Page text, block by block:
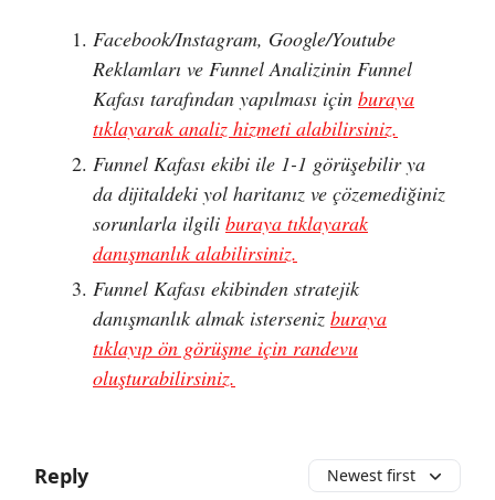
Facebook/Instagram, Google/Youtube
Reklamları ve Funnel Analizinin Funnel
Kafası tarafından yapılması için buraya
tıklayarak analiz hizmeti alabilirsiniz.
Funnel Kafası ekibi ile 1-1 görüşebilir ya
da dijitaldeki yol haritanız ve çözemediğiniz
sorunlarla ilgili buraya tıklayarak
danışmanlık alabilirsiniz.
Funnel Kafası ekibinden stratejik
danışmanlık almak isterseniz buraya
tıklayıp ön görüşme için randevu
oluşturabilirsiniz.
Reply Newest first